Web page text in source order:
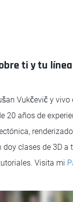
ti y tu
Vukčevič y
20 años de
clases de 3D
Visita mi